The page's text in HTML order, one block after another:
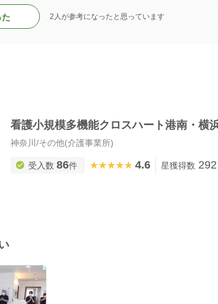
2人が参考になったと思っています
看護小規模多機能クロスハート港南・横
神奈川 /その他(介護事業所)
受入数 86件 ★★★★★
★★★★★ 4.6 星獲得数 292